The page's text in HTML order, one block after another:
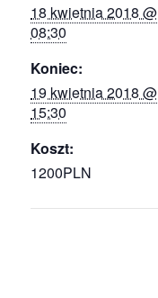
18 kwietnia 2018 @
08:30
Koniec:
19 kwietnia 2018 @
15:30
Koszt:
1200PLN